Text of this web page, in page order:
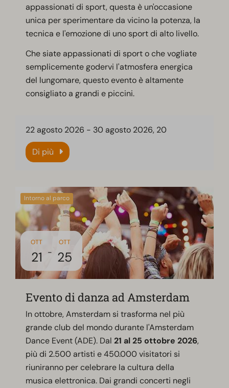
appassionati di sport, questa è un'occasione
unica per sperimentare da vicino la potenza, la
tecnica e l'emozione di uno sport di alto livello.
Che siate appassionati di sport o che vogliate
semplicemente godervi l'atmosfera energica
del lungomare, questo evento è altamente
consigliato a grandi e piccini.
22 agosto 2026 - 30 agosto 2026, 20
Di più
Intorno al parco
OTT
21 -
OTT
25
Evento di danza ad Amsterdam
In ottobre, Amsterdam si trasforma nel più
grande club del mondo durante l'Amsterdam
Dance Event (ADE). Dal21 al 25 ottobre 2026,
più di 2.500 artisti e 450.000 visitatori si
riuniranno per celebrare la cultura della
musica elettronica. Dai grandi concerti negli